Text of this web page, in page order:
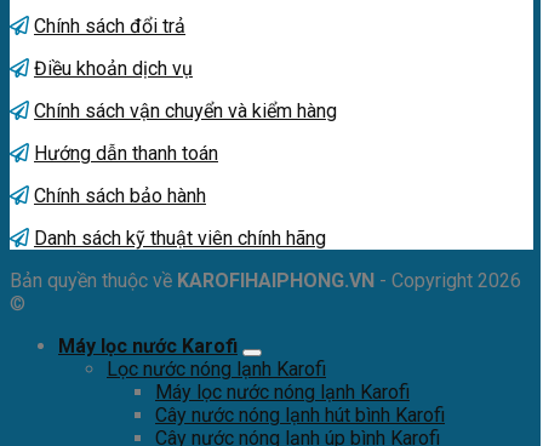
Chính sách đổi trả
Điều khoản dịch vụ
Chính sách vận chuyển và kiểm hàng
Hướng dẫn thanh toán
Chính sách bảo hành
Danh sách kỹ thuật viên chính hãng
Bản quyền thuộc về KAROFIHAIPHONG.VN - Copyright 2026
©
Máy lọc nước Karofi
Lọc nước nóng lạnh Karofi
Máy lọc nước nóng lạnh Karofi
Cây nước nóng lạnh hút bình Karofi
Cây nước nóng lạnh úp bình Karofi